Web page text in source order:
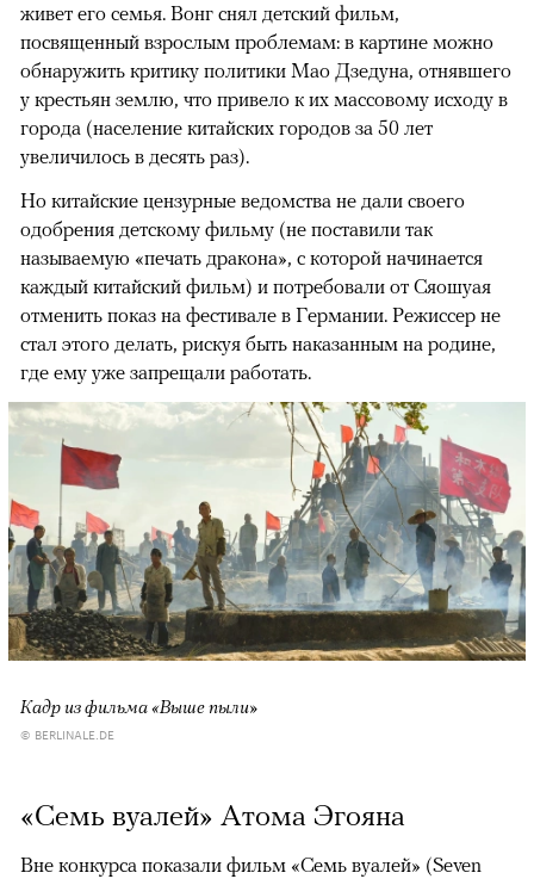
живет его семья. Вонг снял детский фильм,
посвященный взрослым проблемам: в картине можно
обнаружить критику политики Мао Дзедуна, отнявшего
у крестьян землю, что привело к их массовому исходу в
города (население китайских городов за 50 лет
увеличилось в десять раз).
Но китайские цензурные ведомства не дали своего
одобрения детскому фильму (не поставили так
называемую «печать дракона», с которой начинается
каждый китайский фильм) и потребовали от Сяошуая
отменить показ на фестивале в Германии. Режиссер не
стал этого делать, рискуя быть наказанным на родине,
где ему уже запрещали работать.
Кадр из фильма «Выше пыли»
© BERLINALE.DE
«Семь вуалей» Атома Эгояна
Вне конкурса показали фильм «Семь вуалей» (Seven